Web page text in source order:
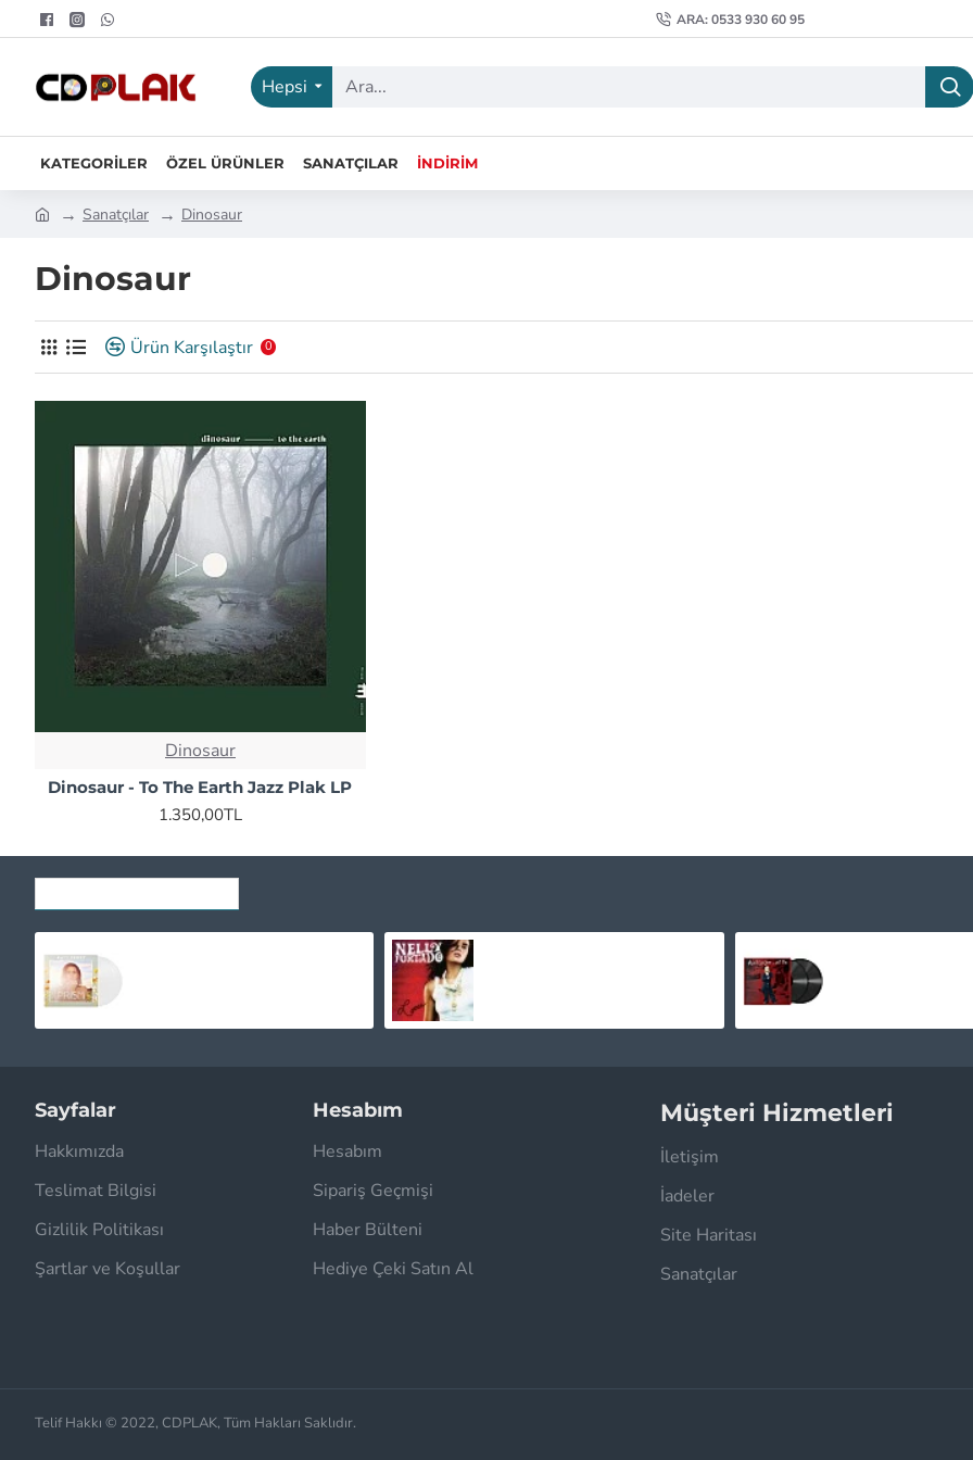
ARA: 0533 930 60 95
Hepsi
KATEGORILER ÖZEL ÜRÜNLER SANATÇILAR İNDIRIM
Sanatçılar Dinosaur
Dinosaur
Ürün Karşılaştır 0
Dinosaur
Dinosaur - To The Earth Jazz Plak LP
1.350,00TL
Sayfalar
Hakkımızda
Teslimat Bilgisi
Gizlilik Politikası
Şartlar ve Koşullar
Hesabım
Hesabım
Sipariş Geçmişi
Haber Bülteni
Hediye Çeki Satın Al
Müşteri Hizmetleri
İletişim
İadeler
Site Haritası
Sanatçılar
Telif Hakkı © 2022, CDPLAK, Tüm Hakları Saklıdır.